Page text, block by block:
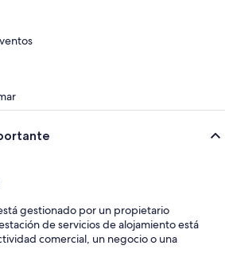
gestionado por un propietario
de servicios de alojamiento está
comercial, un negocio o una